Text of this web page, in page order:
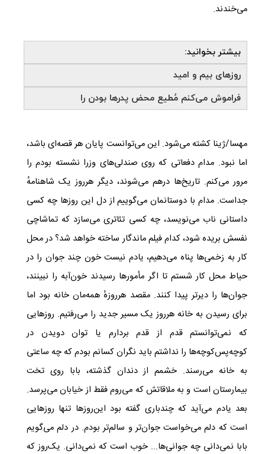
می‌خندند.
بیشتر بخوانید:
روزهای بیم و امید
فراموش می‌کنم مُطیع محض پدرها بودن را
مهسا/ژینا کشته می‌شود. این می‌توانست پایان هر قصه‌ای باشد،
اما نبود. مدام دفعاتی که روی صندلی‌های وزرا نشسته بودم را
مرور می‌کنم. تاریخ‌ها درهم می‌شوند، دیگر هرروز یک شاهنامهٔ
جداست. مدام با دوستانمان می‌گوییم از دل این روزها چه کسی
داستانی ناب می‌نویسد، چه کسی تئاتری می‌سازد که تماشاچی
نفسش بریده شود، کدام فیلم ماندگار ساخته خواهد شد؟ در محل
کار به زخمی‌ها پناه می‌دهیم، یادم نیست خون چند جوان را در
حیاط محل کار شستم تا اگر مأمورها رسیدند خون‌آبه را نبینند،
جوان‌ها را دیرتر پیدا کنند. مقصد هرروزهٔ همه‌مان خانه بود اما
برای رسیدن به خانه هرروز یک مسیر جدید را می‌رفتیم. روزهایی
که نمی‌توانستم قدم از قدم بردارم یا توان دویدن در
کوچه‌پس‌کوچه‌ها را نداشتم باید نگران کسانم بودم که چه ساعتی
به خانه می‌رسند. خشمم از دندان گذشته، بابا روی تخت
بیمارستان است و به ملاقاتش که می‌روم فقط از خیابان می‌پرسد.
بعد یادم می‌آید که چندباری گفته بود این‌روزها تنها روزهایی‌
است که دلم می‌خواست جوان‌تر و سالم‌تر بودم. در دلم می‌گویم
بابا نمی‌دانی چه جوانی‌ها... خوب است که نمی‌دانی. یک‌روز که